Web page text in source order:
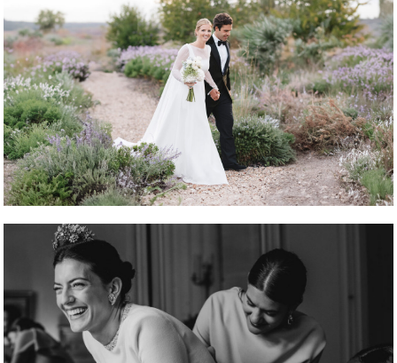
REPORTAJE FOTOGRÁFICO
REPORTAJE FOTOGRÁFICO